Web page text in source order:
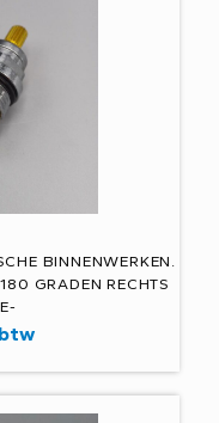
BINNENWERKEN.
GRADEN RECHTS